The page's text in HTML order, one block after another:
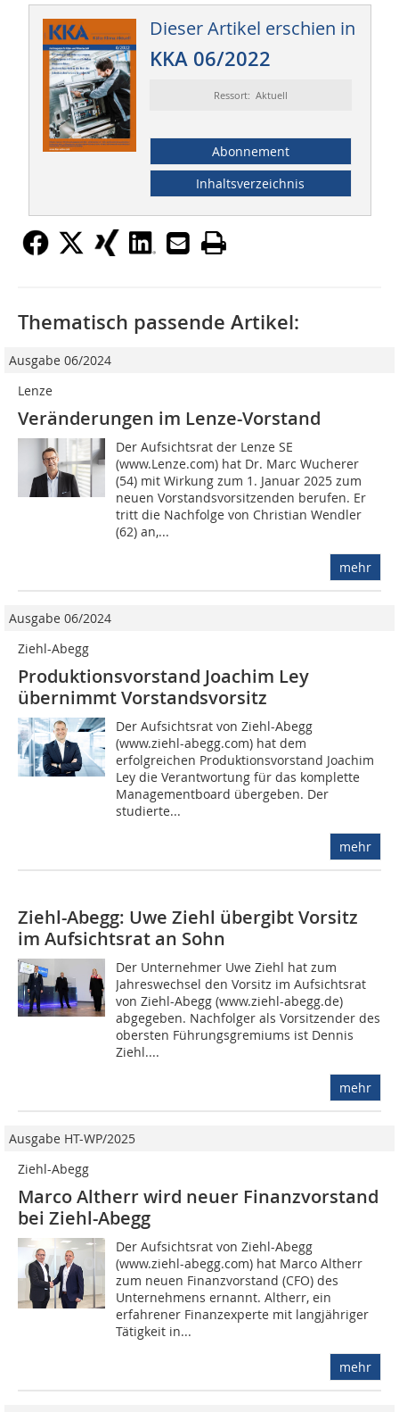
Dieser Artikel erschien in
KKA 06/2022
Ressort: Aktuell
Abonnement
Inhaltsverzeichnis
Thematisch passende Artikel:
Ausgabe 06/2024
Lenze
Veränderungen im Lenze-Vorstand
Der Aufsichtsrat der Lenze SE
(www.Lenze.com) hat Dr. Marc Wucherer
(54) mit Wirkung zum 1. Januar 2025 zum
neuen Vorstandsvorsitzenden berufen. Er
tritt die Nachfolge von Christian Wendler
(62) an,...
mehr
Ausgabe 06/2024
Ziehl-Abegg
Produktionsvorstand Joachim Ley
übernimmt Vorstandsvorsitz
Der Aufsichtsrat von Ziehl-Abegg
(www.ziehl-abegg.com) hat dem
erfolgreichen Produktionsvorstand Joachim
Ley die Verantwortung für das komplette
Managementboard übergeben. Der
studierte...
mehr
Ziehl-Abegg: Uwe Ziehl übergibt Vorsitz
im Aufsichtsrat an Sohn
Der Unternehmer Uwe Ziehl hat zum
Jahreswechsel den Vorsitz im Aufsichtsrat
von Ziehl-Abegg (www.ziehl-abegg.de)
abgegeben. Nachfolger als Vorsitzender des
obersten Führungsgremiums ist Dennis
Ziehl....
mehr
Ausgabe HT-WP/2025
Ziehl-Abegg
Marco Altherr wird neuer Finanz­vorstand
bei Ziehl-Abegg
Der Aufsichtsrat von Ziehl-Abegg
(www.ziehl-abegg.com) hat Marco Altherr
zum neuen Finanzvorstand (CFO) des
Unternehmens ernannt. Altherr, ein
erfahrener Finanzexperte mit langjähriger
Tätigkeit in...
mehr